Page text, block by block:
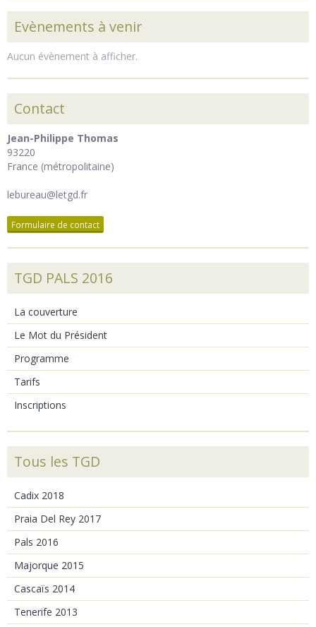
Evènements à venir
Aucun évènement à afficher.
Contact
Jean-Philippe Thomas
93220
France (métropolitaine)
lebureau@letgd.fr
Formulaire de contact
TGD PALS 2016
La couverture
Le Mot du Président
Programme
Tarifs
Inscriptions
Tous les TGD
Cadix 2018
Praia Del Rey 2017
Pals 2016
Majorque 2015
Cascaïs 2014
Tenerife 2013